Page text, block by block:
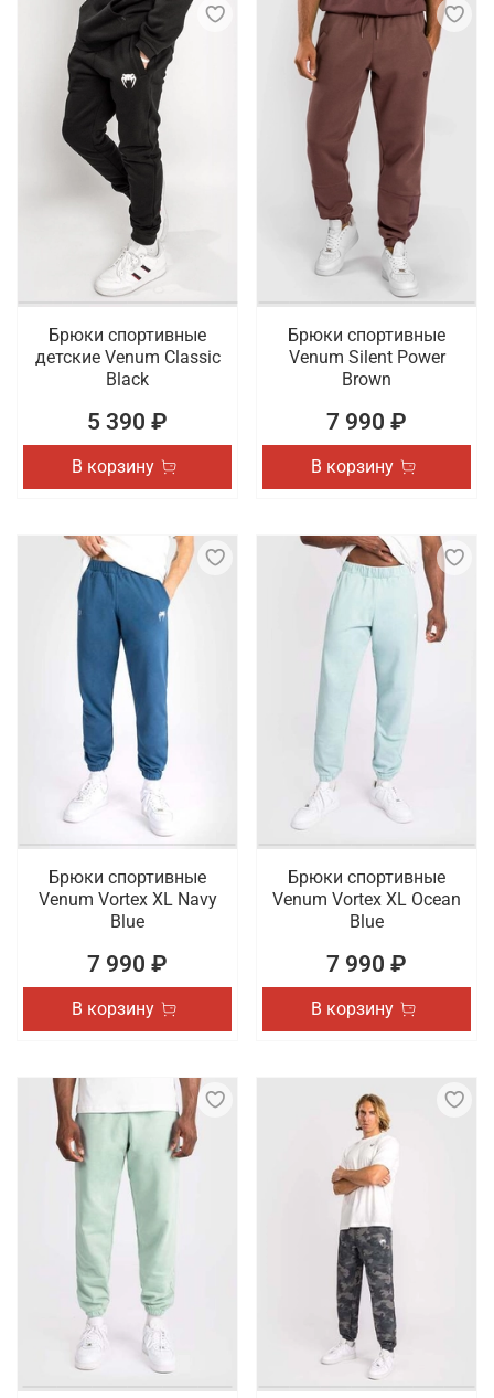
Брюки спортивные
детские Venum Classic
Black
5 390 ₽
В корзину
Брюки спортивные
Venum Silent Power
Brown
7 990 ₽
В корзину
Брюки спортивные
Venum Vortex XL Navy
Blue
7 990 ₽
В корзину
Брюки спортивные
Venum Vortex XL Ocean
Blue
7 990 ₽
В корзину